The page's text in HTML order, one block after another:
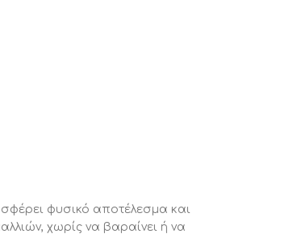
φυσικό αποτέλεσμα και
χωρίς να βαραίνει ή να